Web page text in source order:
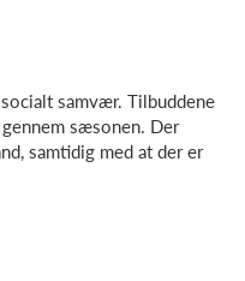
samvær. Tilbuddene
sæsonen. Der
samtidig med at der er